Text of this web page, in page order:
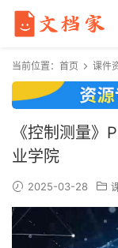
当前位置： 首页 课件
《控制测量》
业学院
2025-03-28